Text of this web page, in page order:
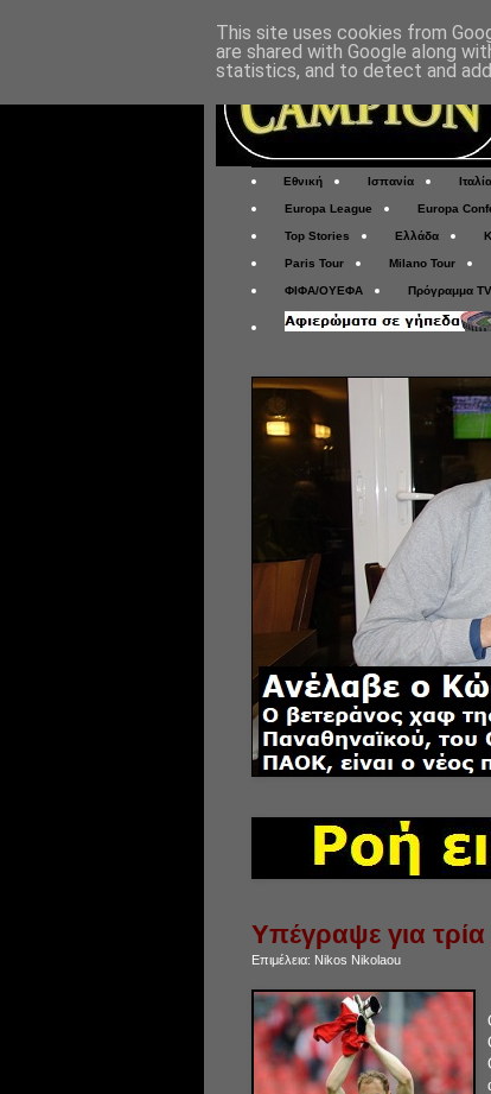
Εθνική Ισπανία Ιταλία
Europa League Europa
Top Stories Ελλάδα
Paris Tour Milano Tour
ΦΙΦΑ/ΟΥΕΦΑ Πρόγραμμα TV
Υπέγραψε για
Επιμέλεια: Nikos Nikolaou
This site uses cookies from
are shared with Google along
statistics, and to detect and